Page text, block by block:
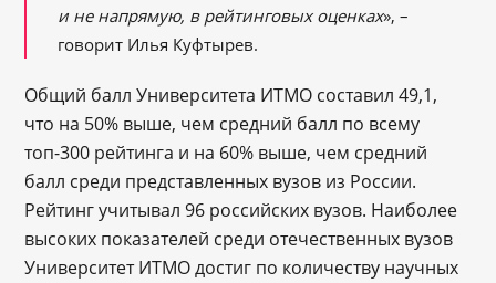
и не напрямую, в рейтинговых оценках», –
говорит Илья Куфтырев.
Общий балл Университета ИТМО составил 49,1,
что на 50% выше, чем средний балл по всему
топ-300 рейтинга и на 60% выше, чем средний
балл среди представленных вузов из России.
Рейтинг учитывал 96 российских вузов. Наиболее
высоких показателей среди отечественных вузов
Университет ИТМО достиг по количеству научных